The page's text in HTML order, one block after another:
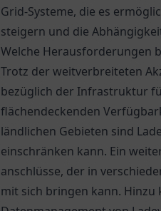
Grid-Systeme, die es
steigern und die
Welche Herausforderungen
Trotz der weitverbreiteten
bezüglich der Infrastruktur
flächendeckenden
ländlichen Gebieten sind
einschränken kann. Ein
anschlüsse, der in
mit sich bringen kann.